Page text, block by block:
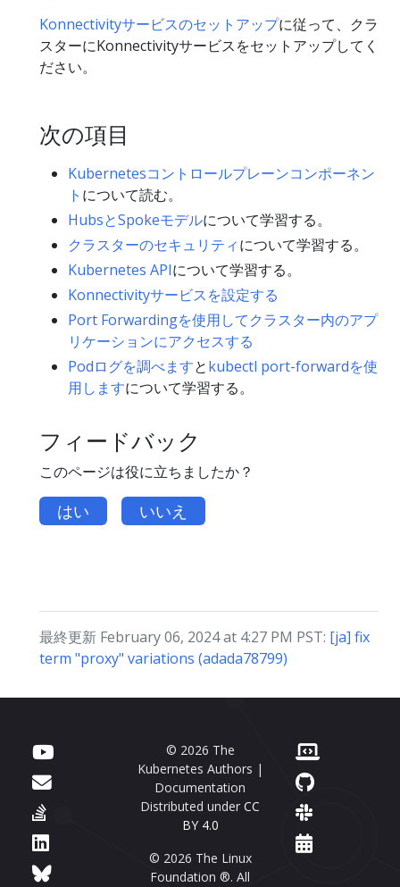
Konnectivityサービスのセットアップに従って、クラ
スターにKonnectivityサービスをセットアップしてく
ださい。
次の項目
Kubernetesコントロールプレーンコンポーネン
ト について読む。
HubsとSpokeモデルについて学習する。
クラスターのセキュリティについて学習する。
Kubernetes APIについて学習する。
Konnectivityサービスを設定する
Port Forwardingを使用してクラスター内のアプ
リケーションにアクセスする
Podログを調べますとkubectl port-forwardを使
用しますについて学習する。
フィードバック
このページは役に立ちましたか？
はい いいえ
最終更新 February 06, 2024 at 4:27 PM PST: [ja] fix
term "proxy" variations (adada78799)
© 2026 The
Kubernetes Authors |
Documentation
Distributed under CC
BY 4.0
© 2026 The Linux
Foundation ®. All